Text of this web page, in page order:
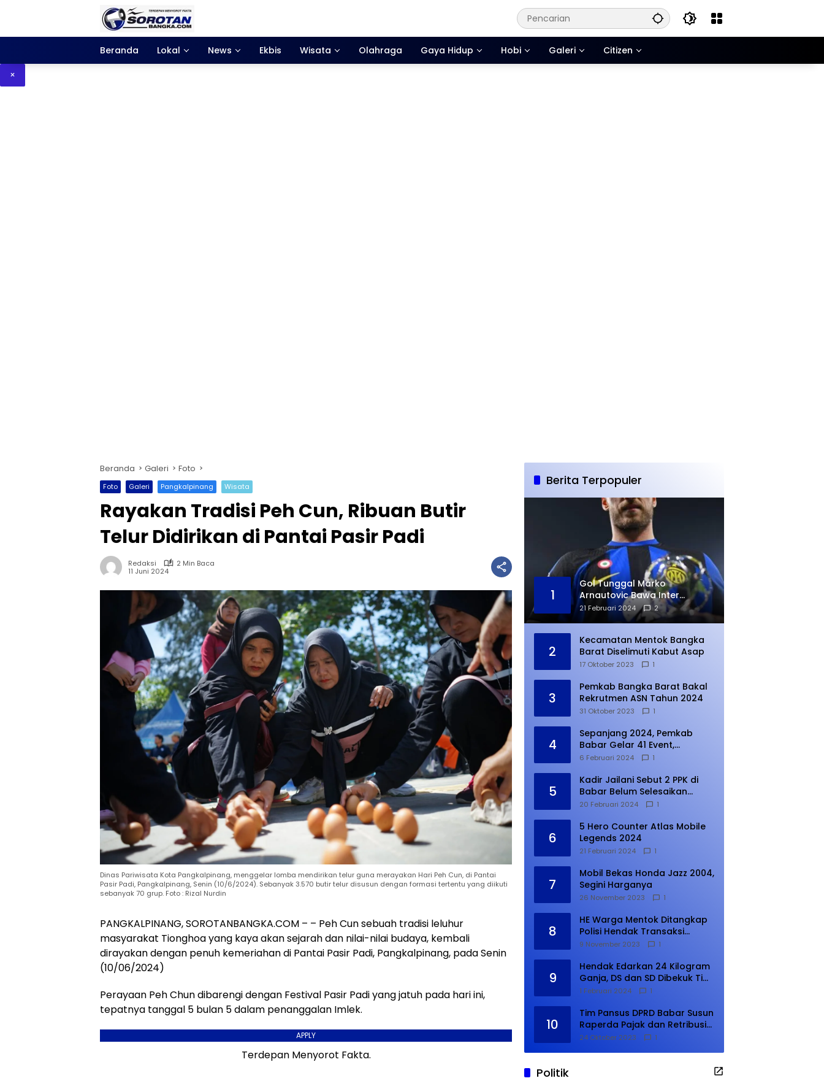
Beranda
Lokal News Ekbis Wisata Olahraga Gaya Hidup Hobi Galeri Citizen
×
Beranda Galeri Foto
Foto Galeri Pangkalpinang Wisata
Rayakan Tradisi Peh Cun, Ribuan Butir
Telur Didirikan di Pantai Pasir Padi
Redaksi
2 Min Baca
11 Juni 2024
Dinas Pariwisata Kota Pangkalpinang, menggelar lomba mendirikan telur guna merayakan Hari Peh Cun, di Pantai
Pasir Padi, Pangkalpinang, Senin (10/6/2024). Sebanyak 3.570 butir telur disusun dengan formasi tertentu yang diikuti
sebanyak 70 grup. Foto : Rizal Nurdin
PANGKALPINANG, SOROTANBANGKA.COM – – Peh Cun sebuah tradisi leluhur
masyarakat Tionghoa yang kaya akan sejarah dan nilai-nilai budaya, kembali
dirayakan dengan penuh kemeriahan di Pantai Pasir Padi, Pangkalpinang, pada Senin
(10/06/2024)
Perayaan Peh Chun dibarengi dengan Festival Pasir Padi yang jatuh pada hari ini,
tepatnya tanggal 5 bulan 5 dalam penanggalan Imlek.
APPLY
Terdepan Menyorot Fakta.
Berita Terpopuler
1
Gol Tunggal Marko
Arnautovic Bawa Inter
Ungguli Atletico Madrid
21 Februari 2024 2
2
Kecamatan Mentok Bangka
Barat Diselimuti Kabut Asap
17 Oktober 2023 1
3
Pemkab Bangka Barat Bakal
Rekrutmen ASN Tahun 2024
31 Oktober 2023 1
4
Sepanjang 2024, Pemkab
Babar Gelar 41 Event,
Meningkat dari Tahun Lalu
6 Februari 2024 1
5
Kadir Jailani Sebut 2 PPK di
Babar Belum Selesaikan
Rekapitulasi Penghitungan
20 Februari 2024 1
6
5 Hero Counter Atlas Mobile
Legends 2024
21 Februari 2024 1
7
Mobil Bekas Honda Jazz 2004,
Segini Harganya
26 November 2023 1
8
HE Warga Mentok Ditangkap
Polisi Hendak Transaksi
Narkoba di Kampung Tanjung
9 November 2023 1
9
Hendak Edarkan 24 Kilogram
Ganja, DS dan SD Dibekuk Tim
Gabungan
1 Februari 2024 1
10
Tim Pansus DPRD Babar Susun
Raperda Pajak dan Retribusi
Daerah, Harus Selesai Januari
24 Oktober 2023 1
Politik